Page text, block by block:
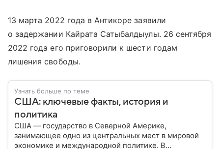
13 марта 2022 года в Антикоре заявили
о задержании Кайрата Сатыбалдыулы. 26 сентября
2022 года его приговорили к шести годам
лишения свободы.
Узнать больше по теме
США: ключевые факты, история и
политика
США — государство в Северной Америке,
занимающее одно из центральных мест в мировой
экономике и международной политике. В